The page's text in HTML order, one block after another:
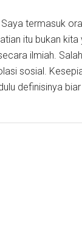
Saya termasuk
itu bukan kita
ilmiah.
sosial.
definisinya